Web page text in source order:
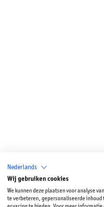
Nederlands
Wij gebruiken cookies
We kunnen deze plaatsen voor analyse
te verbeteren, gepersonaliseerde inhoud